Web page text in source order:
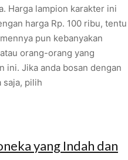
Harga lampion karakter ini
harga Rp. 100 ribu, tentu
pun kebanyakan
orang-orang yang
ini. Jika anda bosan dengan
saja, pilih
yang Indah dan